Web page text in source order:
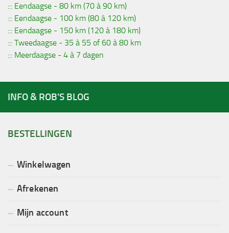
::: Eendaagse - 80 km (70 à 90 km)
::: Eendaagse - 100 km (80 à 120 km)
::: Eendaagse - 150 km (120 à 180 km)
::: Tweedaagse - 35 à 55 of 60 à 80 km
::: Meerdaagse - 4 à 7 dagen
INFO & ROB'S BLOG
BESTELLINGEN
Winkelwagen
Afrekenen
Mijn account